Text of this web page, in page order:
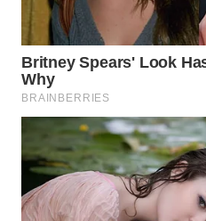
WN
BOROBUDUR
WN
MADURA
WN
SURABAYA
WN